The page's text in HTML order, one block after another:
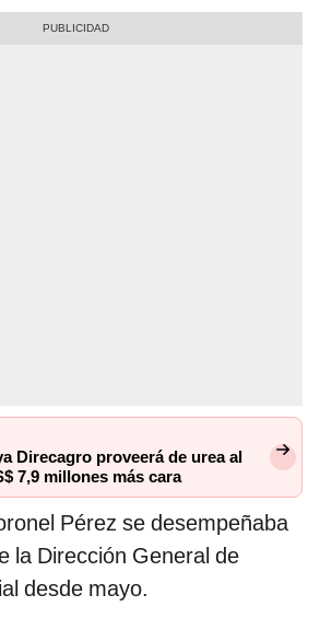
Direcagro proveerá de urea al
7,9 millones más cara
Pérez se desempeñaba
la Dirección General de
desde mayo.